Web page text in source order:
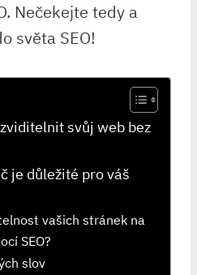
Nečekejte tedy a
světa SEO!
svůj web bez
je důležité pro váš
vašich stránek na
SEO?
slov